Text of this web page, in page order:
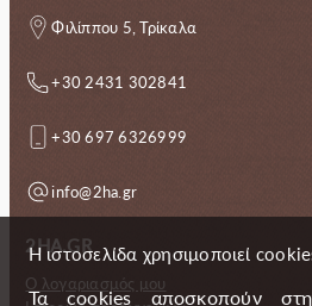
Φιλίππου 5, Τρίκαλα
+30 2431 302841
+30 697 6326999
info@2ha.gr
2HA.GR
Ο λογαριασμός μου
Η ιστοσελίδα χρησιμοποιεί
Τα cookies αποσκοπούν